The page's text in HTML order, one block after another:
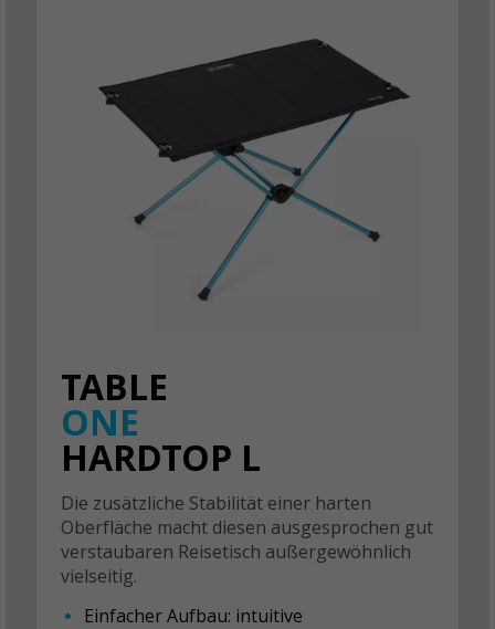
TABLE
ONE
HARDTOP L
Die zusätzliche Stabilität einer harten
Oberfläche macht diesen ausgesprochen gut
verstaubaren Reisetisch außergewöhnlich
vielseitig.
Einfacher Aufbau: intuitive